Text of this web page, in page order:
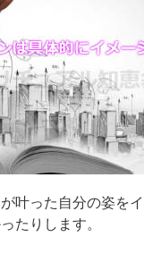
叶った自分の姿を
たりします。